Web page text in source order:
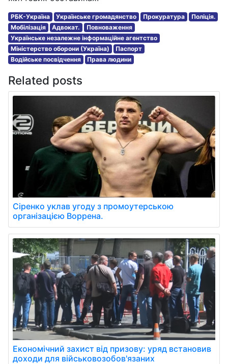
РБК-Україна Українське громадянство Прокуратура
Поліція.
Мобілізація
Адвокат.
Повноваження
Українське незалежне інформаційне агентство
Міністерство оборони (Україна)
Паспорт
Водійське посвідчення
Права людини
Related posts
Сіренко уклав угоду з промоутерською
організацією Воррена.
Економічний захист від призову: уряд встановив
доходи для військовозобов'язаних